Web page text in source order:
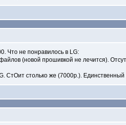
Что не понравилось в LG:
(новой прошивкой не лечится).
СтOит столько же (7000р.).